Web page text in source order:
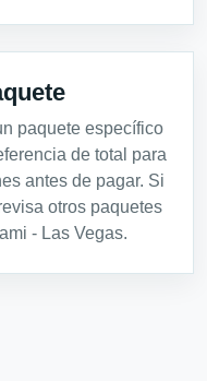
paquete específico
de total para
antes de pagar. Si
otros paquetes
- Las Vegas.